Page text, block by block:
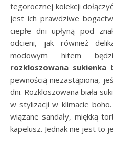
tegorocznej kolekcji
jest ich prawdziwe
ciepłe dni upłyną pod
odcieni, jak również
modowym hitem
rozkloszowana sukienka
pewnością niezastąpiona,
dni. Rozkloszowana biała
w stylizacji w klimacie
wiązane sandały, miękką
kapelusz. Jednak nie jest to